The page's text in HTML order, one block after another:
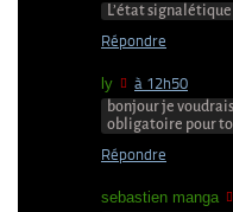
L’état
Répondre
ly à 12h50
bonjour je
obligatoire pour
Répondre
sebastien manga